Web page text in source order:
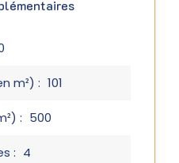
m²) : 101
: 500
: 4